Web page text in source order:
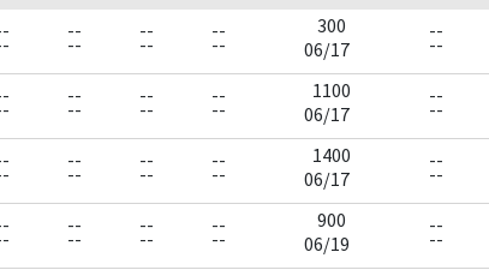
--
--
--
--
--
--
300
06/17
--
--
--
--
--
--
--
--
1100
06/17
--
--
--
--
--
--
--
--
1400
06/17
--
--
--
--
--
--
--
--
900
06/19
--
--